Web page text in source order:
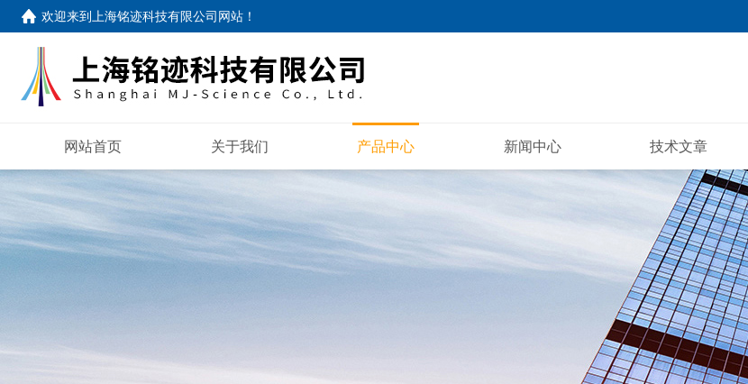
欢迎来到 上海铭迹科技有限公司网站 ！
网站首页 关于我们 产品中心 新闻中心 技术文章